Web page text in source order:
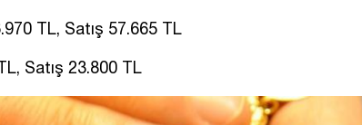
TL, Satış 57.665 TL
Satış 23.800 TL